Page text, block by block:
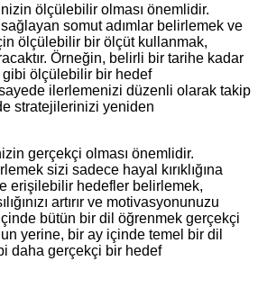
ölçülebilir olması önemlidir.
somut adımlar belirlemek ve
ölçülebilir bir ölçüt kullanmak,
Örneğin, belirli bir tarihe kadar
ölçülebilir bir hedef
ilerlemenizi düzenli olarak takip
stratejilerinizi yeniden
gerçekçi olması önemlidir.
sizi sadece hayal kırıklığına
erişilebilir hedefler belirlemek,
artırır ve motivasyonunuzu
bütün bir dil öğrenmek gerçekçi
yerine, bir ay içinde temel bir dil
daha gerçekçi bir hedef